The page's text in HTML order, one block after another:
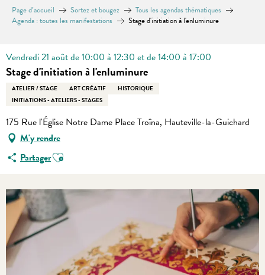
Page d’accueil Sortez et bougez
Tous les agendas thématiques
Agenda : toutes les manifestations
Stage d'initiation à l'enluminure
Vendredi 21 août de 10:00 à 12:30 et de 14:00 à 17:00
Stage d'initiation à l'enluminure
ATELIER / STAGE ART CRÉATIF
HISTORIQUE
INITIATIONS - ATELIERS - STAGES
175 Rue l'Église Notre Dame Place Troîna, Hauteville-la-Guichard
M'y rendre
PartagerAjouter aux favoris